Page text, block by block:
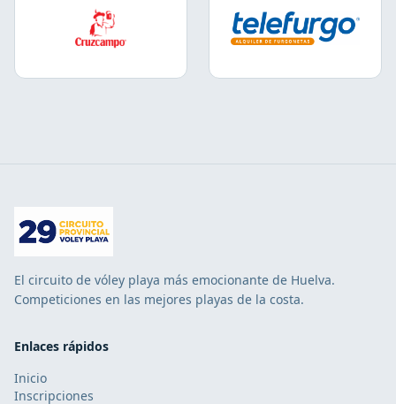
El circuito de vóley playa más emocionante de Huelva.
Competiciones en las mejores playas de la costa.
Enlaces rápidos
Inicio
Inscripciones